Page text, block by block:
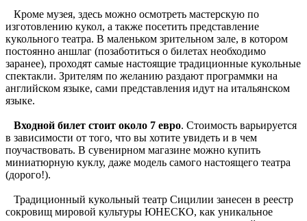
Кроме музея, здесь можно осмотреть мастерскую по
изготовлению кукол, а также посетить представление
кукольного театра. В маленьком зрительном зале, в котором
постоянно аншлаг (позаботиться о билетах необходимо
заранее), проходят самые настоящие традиционные кукольные
спектакли. Зрителям по желанию раздают программки на
английском языке, сами представления идут на итальянском
языке.
Входной билет стоит около 7 евро. Стоимость варьируется
в зависимости от того, что вы хотите увидеть и в чем
поучаствовать. В сувенирном магазине можно купить
миниатюрную куклу, даже модель самого настоящего театра
(дорого!).
Традиционный кукольный театр Сицилии занесен в реестр
сокровищ мировой культуры ЮНЕСКО, как уникальное